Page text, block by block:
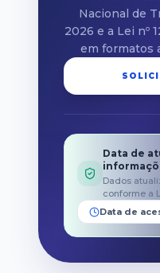
Nacional de
2026 e a Lei nº
em formatos
Data de
Dados
conforme a
Data de